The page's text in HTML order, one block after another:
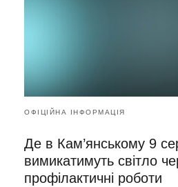
ОФІЦІЙНА ІНФОРМАЦІЯ
Де в Кам’янському 9
вимикатимуть світло
профілактичні роботи